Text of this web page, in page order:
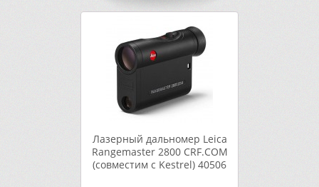
Лазерный дальномер Leica
Rangemaster 2800 CRF.COM
(совместим с Kestrel) 40506